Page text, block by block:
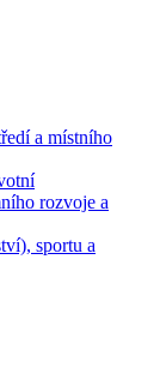
a místního
rozvoje a
sportu a